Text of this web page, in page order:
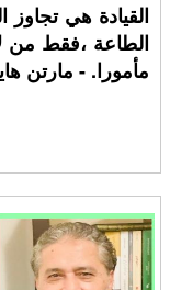
القيادة هي تجاوز
الطاعة ،فقط من
مأمورا. - مارتن